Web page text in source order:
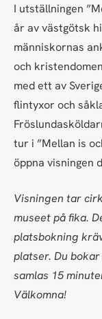
I utställningen
år av västgötsk
människornas
och
med ett av
flintyxor och
tur i ”Mellan is
öppna visningen
Visningen tar
museet på fika.
platsbokning
platser. Du
samlas 15
Välkomna!